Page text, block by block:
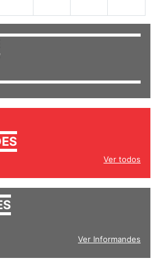
Ver todos
Ver Informandes